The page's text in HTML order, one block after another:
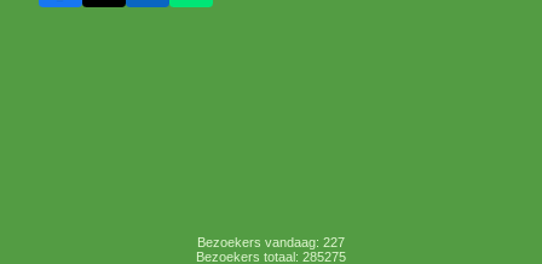
Bezoekers vandaag: 227
Bezoekers totaal: 285275